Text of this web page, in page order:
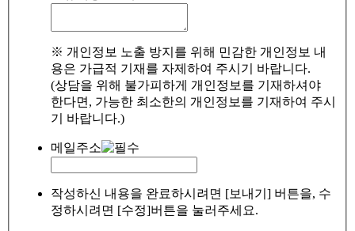
※ 개인정보 노출 방지를 위해 민감한 개인정보 내
용은 가급적 기재를 자제하여 주시기 바랍니다.
(상담을 위해 불가피하게 개인정보를 기재하셔야
한다면, 가능한 최소한의 개인정보를 기재하여 주시
기 바랍니다.)
메일주소
작성하신 내용을 완료하시려면 [보내기] 버튼을, 수
정하시려면 [수정]버튼을 눌러주세요.